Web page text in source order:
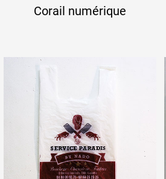
Corail numérique